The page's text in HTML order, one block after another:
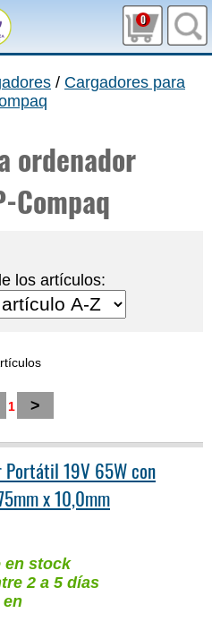
0
/ Cargadores para
ordenador
Compaq
los artículos:
1 >
Portátil 19V 65W con
x 10,0mm
en stock
2 a 5 días